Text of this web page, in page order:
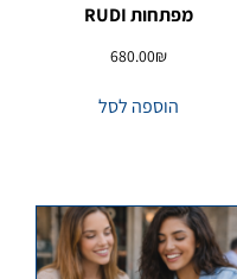
מפתחות RUDI
680.00₪
הוספה לסל